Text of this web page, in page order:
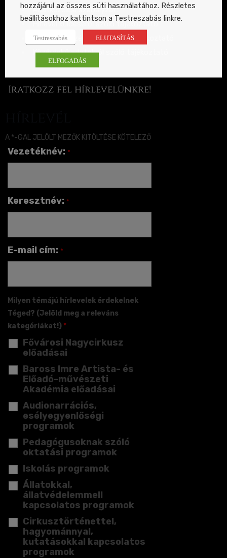
Adatkezelési szabályzat
Hírlevél küldéséről szóló tájékoztató
Felvétel közzétételére szóló tájékoztató
Közérdekű adatokról szóló tájékoztató
Iratkozz fel hírlevelünkre!
A *-GAL JELÖLT MEZŐK KITÖLTÉSE KÖTELEZŐ
Vezetéknév: *
Keresztnév: *
E-mail cím: *
Milyen témájú hírlevelek érdekelnek
Téged? (Jelöld meg a releváns
kategóriákat!) *
Fővárosi Nagycirkusz
előadásai
Baross Imre Artista- és
Előadó-művészeti
Akadémia előadásai
Audionarrációs,
esélyegyenlőségi
programok
Pedagógusoknak szóló
oktatási programok
Iskolás programok
Állatokkal,
állatvédelemmell
kapcsolatos programok
Cirkusztörténettel,
hagyománnyal,
kutatásokkal kapcsolatos
programok
hozzájárul az összes süti használatához. Részletes
beállításokhoz kattintson a Testreszabás linkre.
Testreszabás ELUTASÍTÁS
ELFOGADÁS